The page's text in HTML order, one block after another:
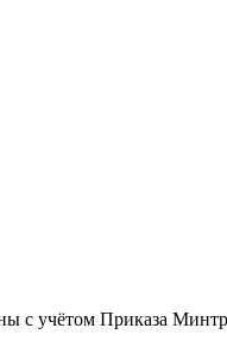
с учётом Приказа